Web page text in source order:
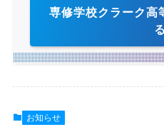
専修学校クラーク高
る
お知らせ